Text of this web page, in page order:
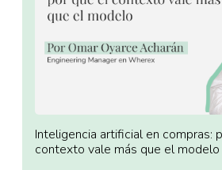
Inteligencia artificial en compras:
contexto vale más que el modelo